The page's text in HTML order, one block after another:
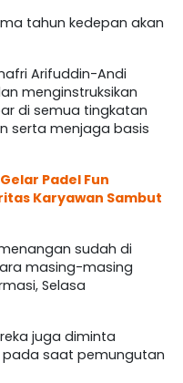
tahun kedepan akan
Arifuddin-Andi
menginstruksikan
di semua tingkatan
serta menjaga basis
Padel Fun
Karyawan Sambut
sudah di
masing-masing
Selasa
juga diminta
pada saat pemungutan